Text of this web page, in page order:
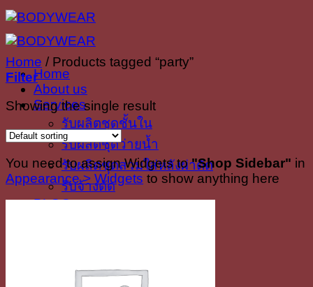
Skip
content
Home
About us
Services
รับผลิตชุดชั้นใน
รับผลิตชุดว่ายน้ำ
รับผลิตชุดสวมใส่หลังผ่าตัด
รับจ้างตัด
BLOG
Home / Products tagged “party”
Filter
Showing the single result
You need to assign Widgets to"Shop Sidebar" in
Appearance > Widgets to show anything here